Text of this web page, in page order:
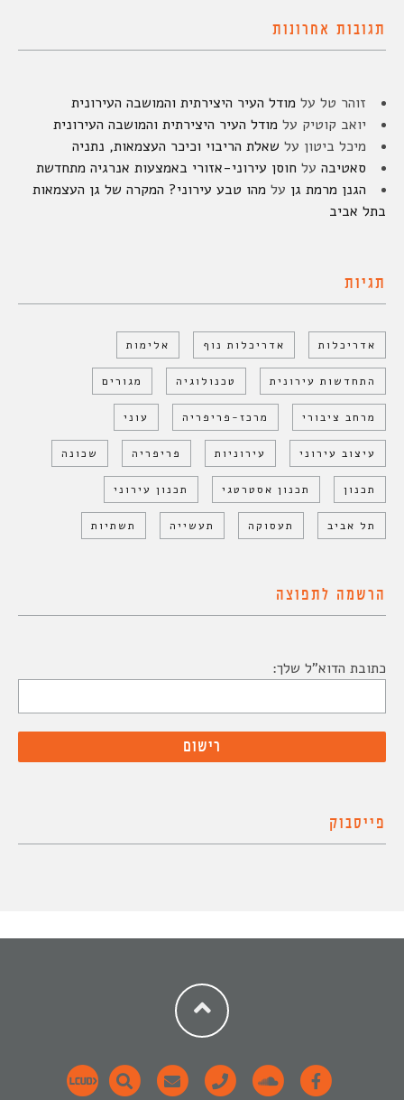
תגובות אחרונות
זוהר טל על מודל העיר היצירתית והמושבה העירונית
יואב קוטיק על מודל העיר היצירתית והמושבה העירונית
מיכל ביטון על שאלת הריבוי וכיכר העצמאות, נתניה
סאטיבה על חוסן עירוני-אזורי באמצעות אנרגיה מתחדשת
הגנן מרמת גן על מהו טבע עירוני? המקרה של גן העצמאות
בתל אביב
תגיות
אדריכלות אדריכלות נוף אלימות
התחדשות עירונית טכנולוגיה מגורים
מרחב ציבורי מרכז-פריפריה עוני
עיצוב עירוני עירוניות פריפריה שכונה
תכנון תכנון אסטרטגי תכנון עירוני
תל אביב תעסוקה תעשייה תשתיות
הרשמה לתפוצה
כתובת הדוא"ל שלך:
פייסבוק